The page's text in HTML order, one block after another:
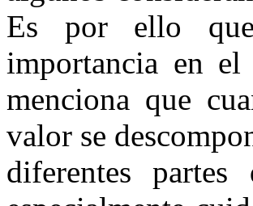
Es por ello que
importancia en
menciona que
valor se
diferentes